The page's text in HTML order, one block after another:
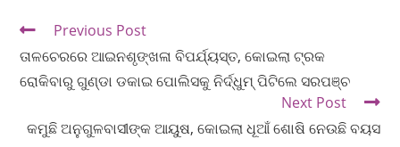
Previous Post
ତାଳଚେରରେ ଆଇନଶୃଙ୍ଖଳା ବିପର୍ଯ୍ୟସ୍ତ, କୋଇଲା ଟ୍ରକ
ରୋକିବାରୁ ଗୁଣ୍ଡା ଡକାଇ ପୋଲିସକୁ ନିର୍ଦ୍ଧୁମ୍ ପିଟିଲେ ସରପଞ୍ଚ
Next Post
କମୁଛି ଅନୁଗୁଳବାସୀଙ୍କ ଆୟୁଷ, କୋଇଲା ଧୂଆଁ ଶୋଷି ନେଉଛି ବୟସ